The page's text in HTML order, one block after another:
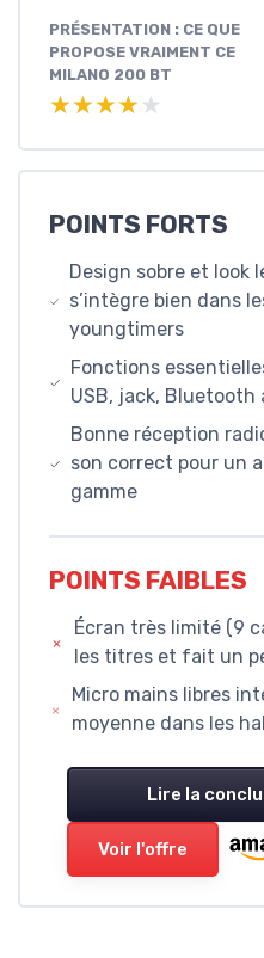
PRÉSENTATION : CE QUE
PROPOSE VRAIMENT CE
MILANO 200 BT
★★★★★
★★★★★
POINTS FORTS
Design sobre et look
s’intègre bien dans
youngtimers
Fonctions
USB, jack,
Bonne réception
son correct pour un
gamme
POINTS FAIBLES
Écran très limité (9
les titres et fait un
Micro mains libres
moyenne dans les
Lire la
Voir l'offre